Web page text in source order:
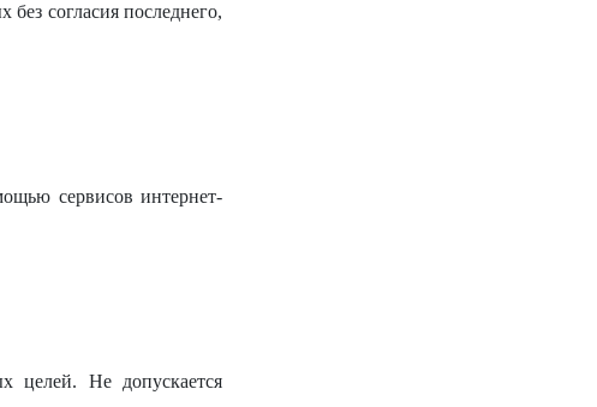
согласия последнего,
сервисов интернет-
целей. Не допускается